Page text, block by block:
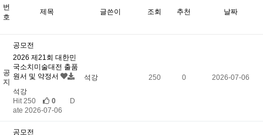
번
호
제목 글쓴이 조회 추천 날짜
공
지
공모전
2026 제21회 대한민
국소치미술대전 출품
원서 및 약정서
석강
Hit 250
0
D
ate 2026-07-06
석강 250 0 2026-07-06
공모전